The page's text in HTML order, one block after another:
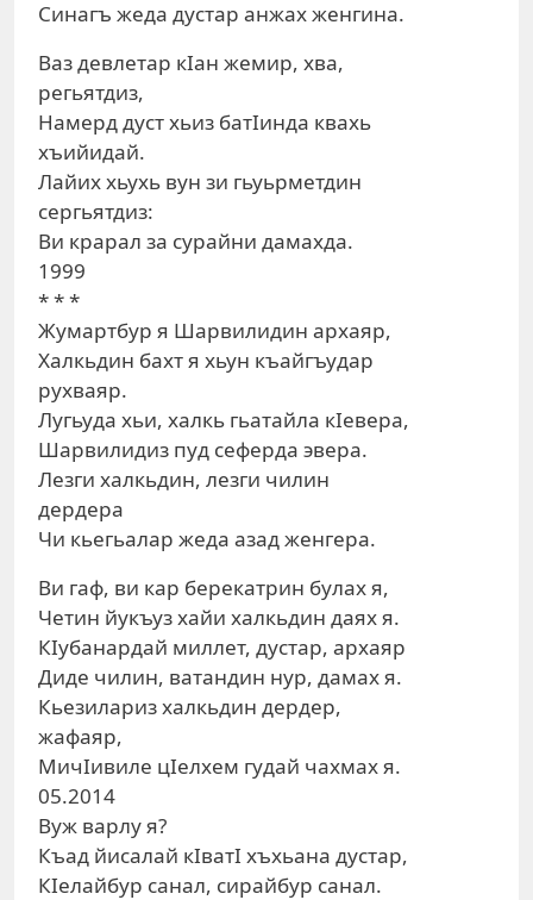
Синагъ жеда дустар анжах женгина.
Ваз девлетар кIан жемир, хва,
регьятдиз,
Намерд дуст хьиз батIинда квахь
хъийидай.
Лайих хьухь вун зи гьуьрметдин
сергьятдиз:
Ви крарал за сурайни дамахда.
1999
* * *
Жумартбур я Шарвилидин архаяр,
Халкьдин бахт я хьун къайгъудар
рухваяр.
Лугьуда хьи, халкь гьатайла кIевера,
Шарвилидиз пуд сеферда эвера.
Лезги халкьдин, лезги чилин
дердера
Чи кьегьалар жеда азад женгера.
Ви гаф, ви кар берекатрин булах я,
Четин йукъуз хайи халкьдин даях я.
КIубанардай миллет, дустар, архаяр
Диде чилин, ватандин нур, дамах я.
Кьезилариз халкьдин дердер,
жафаяр,
МичIивиле цIелхем гудай чахмах я.
05.2014
Вуж варлу я?
Къад йисалай кIватI хъхьана дустар,
КIелайбур санал, сирайбур санал.